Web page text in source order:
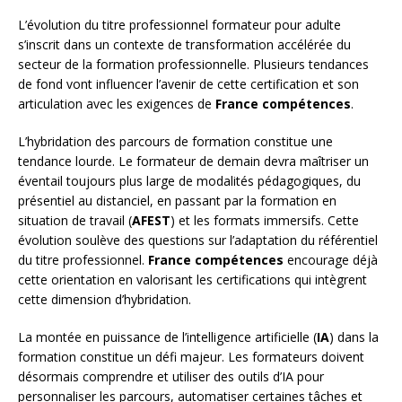
L’évolution du titre professionnel formateur pour adulte
s’inscrit dans un contexte de transformation accélérée du
secteur de la formation professionnelle. Plusieurs tendances
de fond vont influencer l’avenir de cette certification et son
articulation avec les exigences de France compétences.
L’hybridation des parcours de formation constitue une
tendance lourde. Le formateur de demain devra maîtriser un
éventail toujours plus large de modalités pédagogiques, du
présentiel au distanciel, en passant par la formation en
situation de travail (AFEST) et les formats immersifs. Cette
évolution soulève des questions sur l’adaptation du référentiel
du titre professionnel. France compétences encourage déjà
cette orientation en valorisant les certifications qui intègrent
cette dimension d’hybridation.
La montée en puissance de l’intelligence artificielle (IA) dans la
formation constitue un défi majeur. Les formateurs doivent
désormais comprendre et utiliser des outils d’IA pour
personnaliser les parcours, automatiser certaines tâches et